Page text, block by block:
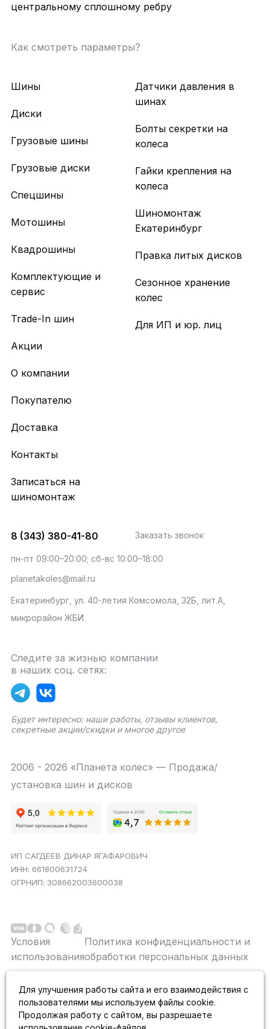
центральному сплошному ребру
Как смотреть параметры?
Шины
Диски
Грузовые шины
Грузовые диски
Спецшины
Мотошины
Квадрошины
Комплектующие и
сервис
Trade-In шин
Акции
Датчики давления в
шинах
Болты секретки на
колеса
Гайки крепления на
колеса
Шиномонтаж
Екатеринбург
Правка литых дисков
Сезонное хранение
колес
Для ИП и юр. лиц
О компании
Покупателю
Доставка
Контакты
Записаться на
шиномонтаж
8 (343) 380-41-80 Заказать звонок
пн-пт 09:00–20:00; сб-вс 10:00–18:00
planetakoles@mail.ru
Екатеринбург, ул. 40-летия Комсомола, 32Б, лит.А,
микрорайон ЖБИ
Следите за жизнью компании
в наших соц. сетях:
Будет интересно: наши работы, отзывы клиентов,
секретные акции/скидки и многое другое
2006 - 2026 «Планета колес» — Продажа/
установка шин и дисков
ИП САГДЕЕВ ДИНАР ЯГАФАРОВИЧ
ИНН: 661800631724
ОГРНИП: 308662003600038
Условия
использования
Политика конфиденциальности и
обработки персональных данных
публичной офертой не является. На данном
информационном ресурсе применяются
рекомендательные технологии.
Для улучшения работы сайта и его взаимодействия с
пользователями мы используем файлы cookie.
Продолжая работу с сайтом, вы разрешаете